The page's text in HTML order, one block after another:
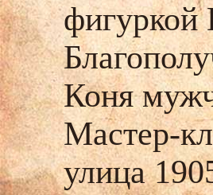
фигуркой
Коня
Мастер-
улица